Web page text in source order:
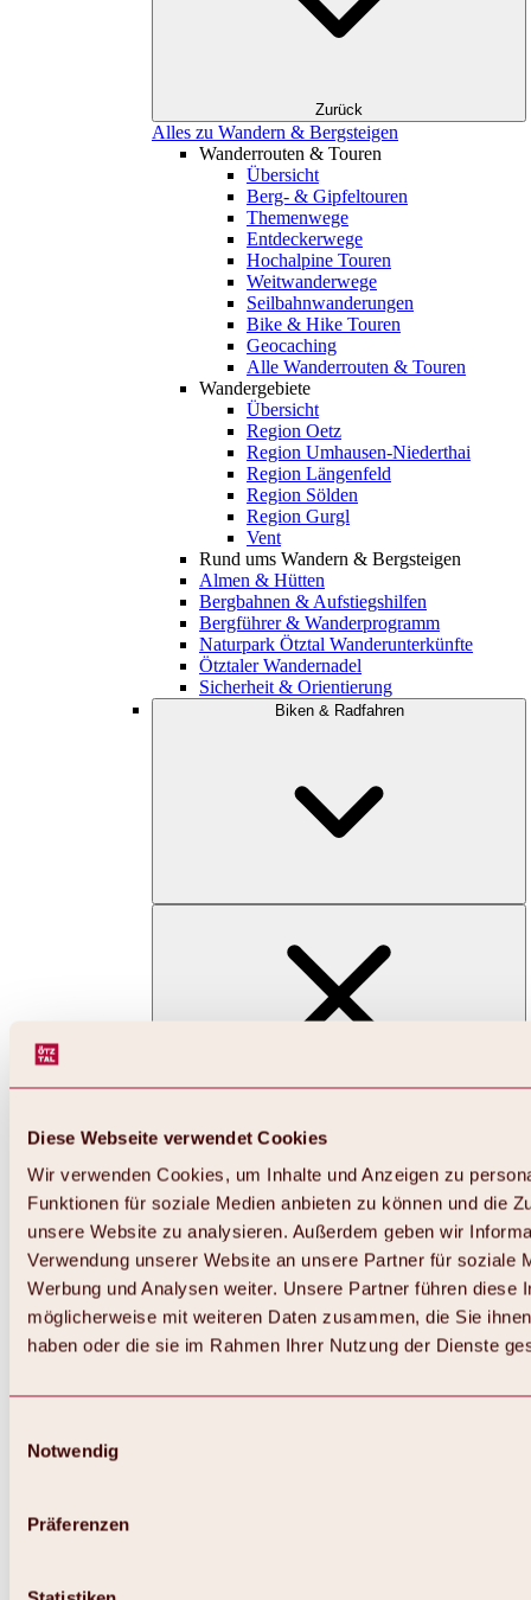
Diese Webseite verwendet Cookies
Wir verwenden Cookies, um Inhalte und Anzeigen zu
Funktionen für soziale Medien anbieten zu können und die
unsere Website zu analysieren. Außerdem geben wir
Verwendung unserer Website an unsere Partner für soziale
Werbung und Analysen weiter. Unsere Partner führen diese
möglicherweise mit weiteren Daten zusammen, die Sie
haben oder die sie im Rahmen Ihrer Nutzung der Dienste
Notwendig
Präferenzen
Zurück
Alles zu Wandern & Bergsteigen
Wanderrouten & Touren
Übersicht
Berg- & Gipfeltouren
Themenwege
Entdeckerwege
Hochalpine Touren
Weitwanderwege
Seilbahnwanderungen
Bike & Hike Touren
Geocaching
Alle Wanderrouten & Touren
Wandergebiete
Übersicht
Region Oetz
Region Umhausen-Niederthai
Region Längenfeld
Region Sölden
Region Gurgl
Vent
Rund ums Wandern & Bergsteigen
Almen & Hütten
Bergbahnen & Aufstiegshilfen
Bergführer & Wanderprogramm
Naturpark Ötztal Wanderunterkünfte
Ötztaler Wandernadel
Sicherheit & Orientierung
Biken & Radfahren